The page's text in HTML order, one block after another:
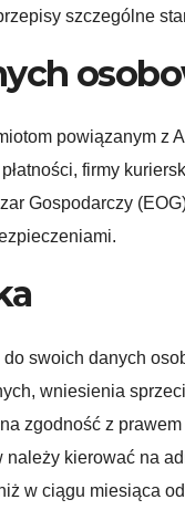
szczególne
powiązanym z
firmy
Gospodarczy
swoich danych
wniesienia
zgodność z
kierować na
w ciągu miesiąca